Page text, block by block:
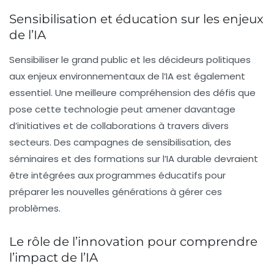
Sensibilisation et éducation sur les enjeux
de l’IA
Sensibiliser le grand public et les décideurs politiques
aux enjeux environnementaux de l’IA est également
essentiel. Une meilleure compréhension des défis que
pose cette technologie peut amener davantage
d’initiatives et de collaborations à travers divers
secteurs. Des campagnes de sensibilisation, des
séminaires et des formations sur l’IA durable devraient
être intégrées aux programmes éducatifs pour
préparer les nouvelles générations à gérer ces
problèmes.
Le rôle de l’innovation pour comprendre
l’impact de l’IA